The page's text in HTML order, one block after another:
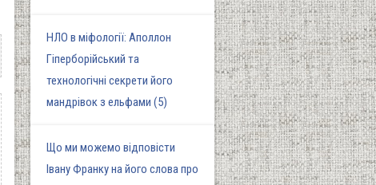
НЛО в міфології: Аполлон
Гіперборійський та
технологічні секрети його
мандрівок з ельфами (5)
Що ми можемо відповісти
Івану Франку на його слова про